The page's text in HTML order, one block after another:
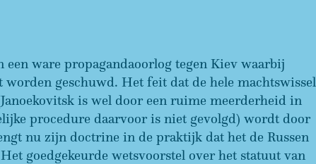
een ware propagandaoorlog tegen Kiev waarbij
geschuwd. Het feit dat de hele machtswissel
is wel door een ruime meerderheid in
procedure daarvoor is niet gevolgd) wordt door
nu zijn doctrine in de praktijk dat het de Russen
goedgekeurde wetsvoorstel over het statuut van